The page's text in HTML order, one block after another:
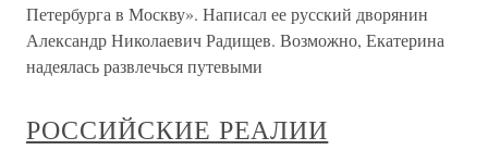
Петербурга в Москву». Написал ее русский дворянин
Александр Николаевич Радищев. Возможно, Екатерина
надеялась развлечься путевыми
РОССИЙСКИЕ РЕАЛИИ